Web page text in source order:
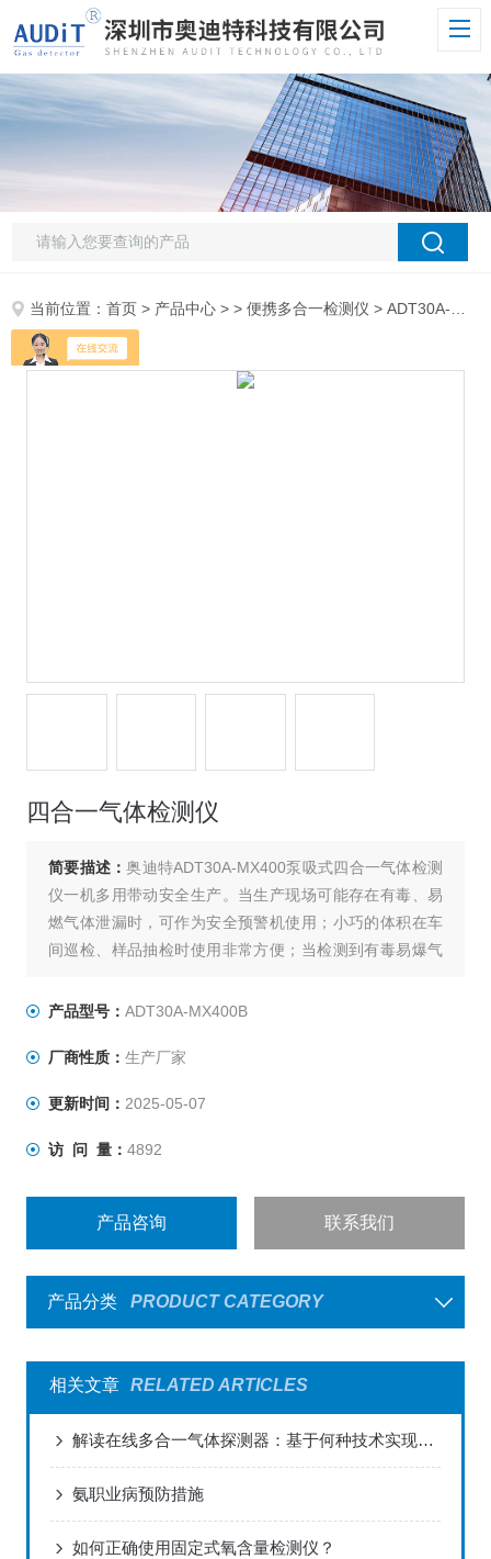
当前位置：首页 > 产品中心 > >便携多合一检测仪 > ADT30A-MX400B四合一气体检测仪
四合一气体检测仪
简要描述：奥迪特ADT30A-MX400泵吸式四合一气体检测
仪一机多用带动安全生产。当生产现场可能存在有毒、易
燃气体泄漏时，可作为安全预警机使用；小巧的体积在车
间巡检、样品抽检时使用非常方便；当检测到有毒易爆气
生产工艺需要监测控制气体浓度时，也可当做气体浓度分
器，良好的检测性能；
产品型号： ADT30A-MX400B
厂商性质： 生产厂家
更新时间： 2025-05-07
访 问 量： 4892
产品咨询 联系我们
产品分类 PRODUCT CATEGORY
相关文章 RELATED ARTICLES
解读在线多合一气体探测器：基于何种技术实现多气体监测？
氨职业病预防措施
如何正确使用固定式氧含量检测仪？